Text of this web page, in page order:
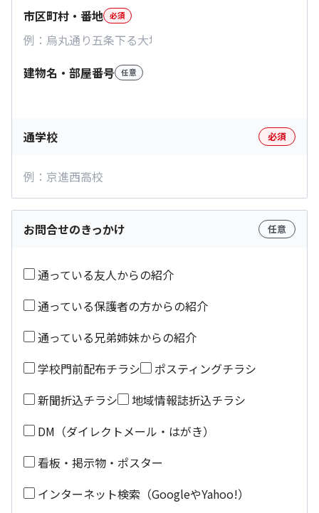
市区町村・番地 必須
建物名・部屋番号 任意
通学校 必須
お問合せのきっかけ 任意
通っている友人からの紹介
通っている保護者の方からの紹介
通っている兄弟姉妹からの紹介
学校門前配布チラシ
ポスティングチラシ
新聞折込チラシ
地域情報誌折込チラシ
DM（ダイレクトメール・はがき）
看板・掲示物・ポスター
インターネット検索（GoogleやYahoo!）